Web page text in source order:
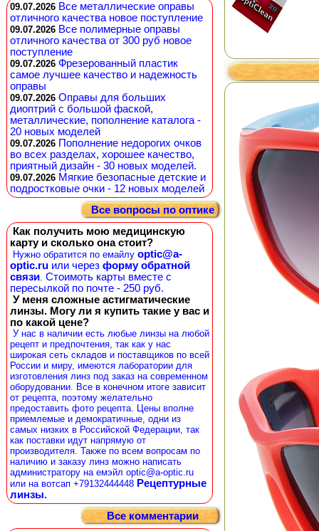
09.07.2026 Все металлические оправы
отличного качества новое поступление
09.07.2026 Все полимерные оправы
отличного качества от 300 руб новое
поступление
09.07.2026 Фрезерованный пластик
самое лучшее качество и надежность
оправы
09.07.2026 Оправы для больших
диоптрий с большой фаской,
металлические, пополнение каталога -
20 новых моделей
09.07.2026 Пополнение недорогих очков
во всех разделах, хорошее качество,
приятный дизайн - 30 новых моделей.
09.07.2026 Мягкие безопасные детские и
подростковые очки - 12 новых моделей
Все вопросы по оптике
Как получить мою медицинскую
карту и сколько она стоит?
Нужно обратится по емайлу optic@a-
optic.ru или через форму обратной
связи. Стоимоть карты вместе с
пересылкой по почте - 250 руб.
У меня сложные астигматические
линзы. Могу ли я купить такие у вас и
по какой цене?
У нас в наличии есть любые линзы на любой
рецепт и предпочтения, так как у нас
широкая сеть складов и поставщиков по всей
России и миру, имеются лаборатории для
изготовления линз под заказ на современном
оборудовании. Все в конечном итоге зависит
от рецепта, поэтому желательно
предоставить фото рецепта. Цены вполне
приемлемые и демократичные, одни из
самых низких в Российской Федерации, так
как поставки идут напрямую от
производителя. Также по всем вопросам по
наличию и заказу линз можно написать
администратору на емэйл optic@a-optic.ru
или на вотсап +79132444448 Рецептурные
линзы.
Все комментарии